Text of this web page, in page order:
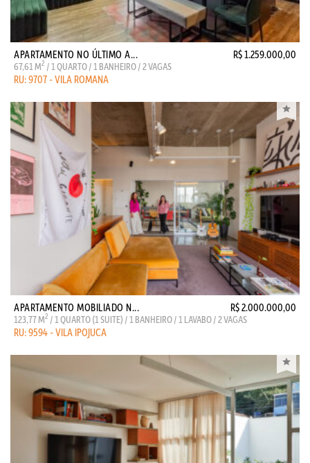
APARTAMENTO NO ÚLTIMO A... R$ 1.259.000,00
67,61 M2 / 1 QUARTO / 1 BANHEIRO / 2 VAGAS
RU: 9707 - VILA ROMANA
APARTAMENTO MOBILIADO N... R$ 2.000.000,00
123,77 M2 / 1 QUARTO (1 SUITE) / 1 BANHEIRO / 1 LAVABO / 2 VAGAS
RU: 9594 - VILA IPOJUCA